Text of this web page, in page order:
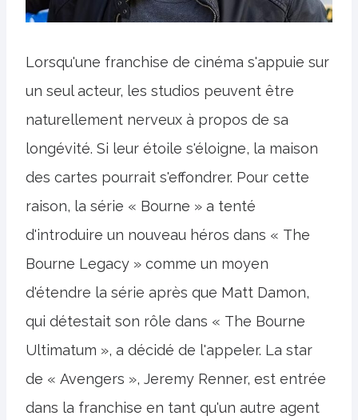
Lorsqu'une franchise de cinéma s'appuie sur
un seul acteur, les studios peuvent être
naturellement nerveux à propos de sa
longévité. Si leur étoile s'éloigne, la maison
des cartes pourrait s'effondrer. Pour cette
raison, la série « Bourne » a tenté
d'introduire un nouveau héros dans « The
Bourne Legacy » comme un moyen
d'étendre la série après que Matt Damon,
qui détestait son rôle dans « The Bourne
Ultimatum », a décidé de l'appeler. La star
de « Avengers », Jeremy Renner, est entrée
dans la franchise en tant qu'un autre agent